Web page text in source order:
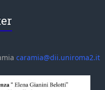
caramia@dii.uniroma2.it